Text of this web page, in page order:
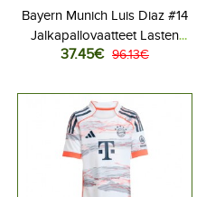
Bayern Munich Luis Diaz #14
Jalkapallovaatteet Lasten
Kolmas peliasu 2026-27
housut)
37.45€ 96.13€